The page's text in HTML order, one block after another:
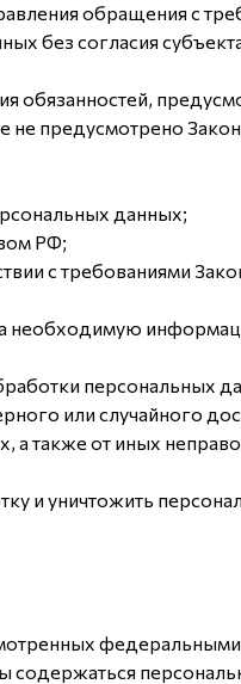
обращения с
без согласия
обязанностей,
не предусмотрено
данных;
РФ;
с требованиями
необходимую
персональных
или случайного
а также от иных
и уничтожить
содержаться